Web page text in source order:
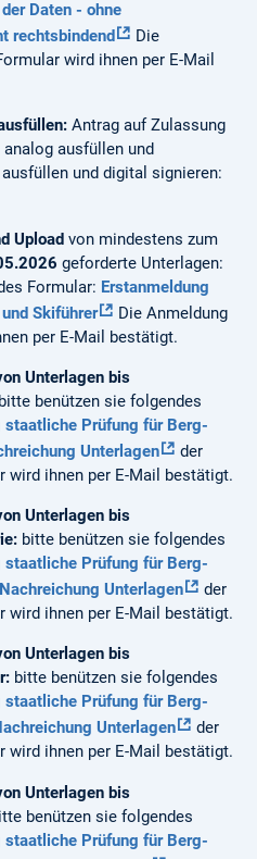
Daten - ohne
rechtsbindend
Die
wird ihnen per E-Mail
Antrag auf Zulassung
ausfüllen und
und digital signieren:
Upload von mindestens zum
geforderte Unterlagen:
Formular: Erstanmeldung
Skiführer
Die Anmeldung
per E-Mail bestätigt.
Unterlagen bis
bitte benützen sie folgendes
staatliche Prüfung für Berg-
Unterlagen
der
wird ihnen per E-Mail bestätigt.
Unterlagen bis
bitte benützen sie folgendes
staatliche Prüfung für Berg-
Unterlagen
der
wird ihnen per E-Mail bestätigt.
Unterlagen bis
bitte benützen sie folgendes
staatliche Prüfung für Berg-
Unterlagen
der
wird ihnen per E-Mail bestätigt.
Unterlagen bis
benützen sie folgendes
staatliche Prüfung für Berg-